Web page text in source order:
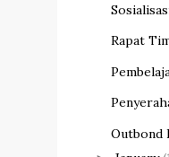
Rapat
Outbond